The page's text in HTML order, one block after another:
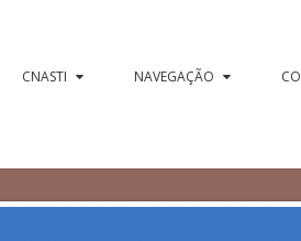
CNASTI NAVEGAÇÃO